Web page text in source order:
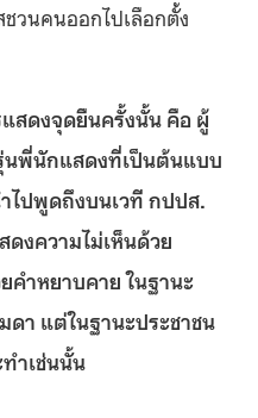
วนคนออกไปเลือกตั้ง
สดงจุดยืนครั้งนั้น คือ ผู้
นพี่นักแสดงที่เป็นต้นแบบ
ไปพูดถึงบนเวที กปปส.
งความไม่เห็นด้วย
ำหยาบคาย ในฐานะ
ดา แต่ในฐานะประชาชน
ำเช่นนั้น